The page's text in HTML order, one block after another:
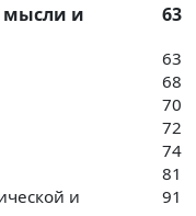
мысли и
63
63
68
70
72
74
81
и
91